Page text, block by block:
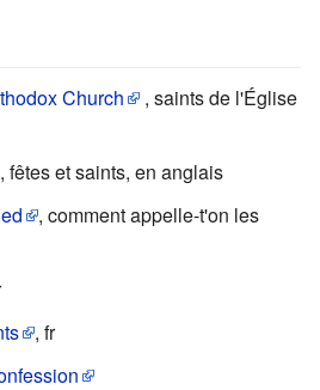
Church
, saints de l'Église
, fêtes et saints, en anglais
, comment appelle-t'on les
, fr